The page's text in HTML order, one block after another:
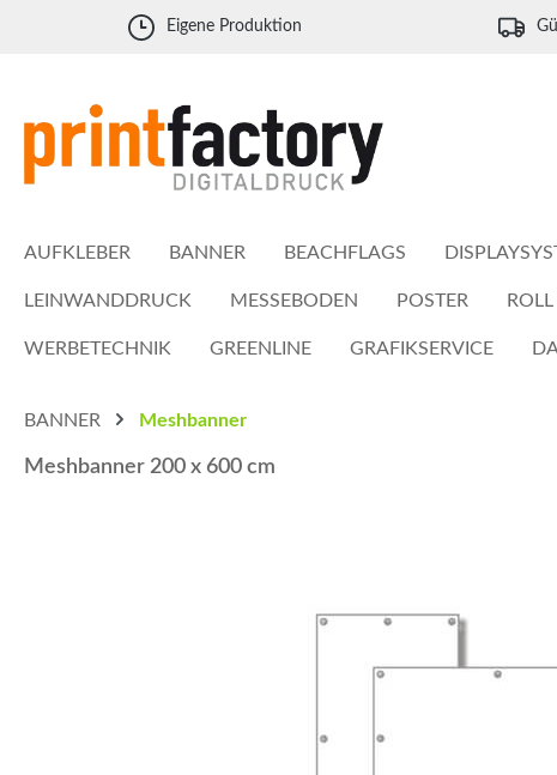
Hauptinhalt springen
Zur Suche springen
Zur Hauptnavigation springen
Eigene Produktion
AUFKLEBER BANNER BEACHFLAGS
LEINWANDDRUCK MESSEBODEN POSTER
WERBETECHNIK GREENLINE GRAFIKSERVICE
BANNER Meshbanner
Meshbanner 200 x 600 cm